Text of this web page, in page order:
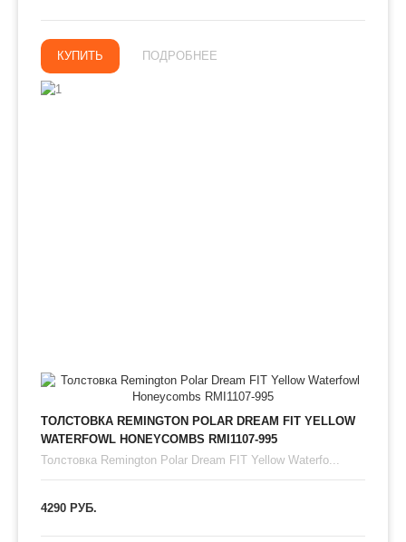
КУПИТЬ ПОДРОБНЕЕ
ТОЛСТОВКА REMINGTON POLAR DREAM FIT YELLOW
WATERFOWL HONEYCOMBS RMI1107-995
Толстовка Remington Polar Dream FIT Yellow Waterfo...
4290 РУБ.